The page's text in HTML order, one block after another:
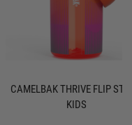
CAMELBAK THRIVE FLIP
KIDS